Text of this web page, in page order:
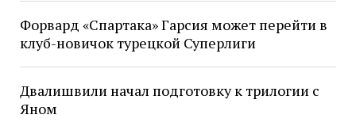
Форвард «Спартака» Гарсия может перейти в
клуб-новичок турецкой Суперлиги
Двалишвили начал подготовку к трилогии с
Яном